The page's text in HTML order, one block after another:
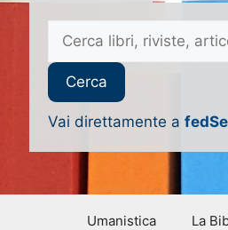
Vai direttamente a
Umanistica La